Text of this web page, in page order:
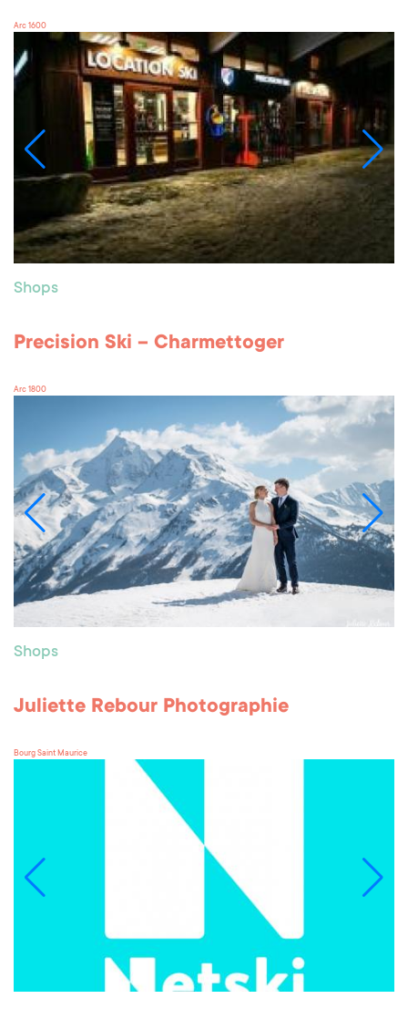
Arc 1600
Shops
Precision Ski – Charmettoger
Arc 1800
Shops
Juliette Rebour Photographie
Bourg Saint Maurice